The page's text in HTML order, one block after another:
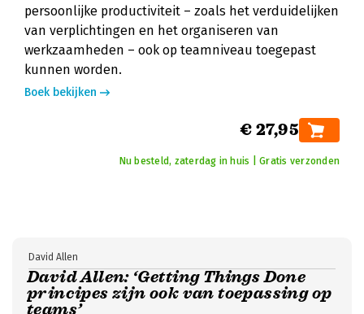
persoonlijke productiviteit – zoals het verduidelijken
van verplichtingen en het organiseren van
werkzaamheden – ook op teamniveau toegepast
kunnen worden.
Boek bekijken
€ 27,95
Nu besteld, zaterdag in huis | Gratis verzonden
David Allen: ‘Getting Things Done
principes zijn ook van toepassing op
teams’
David Allen